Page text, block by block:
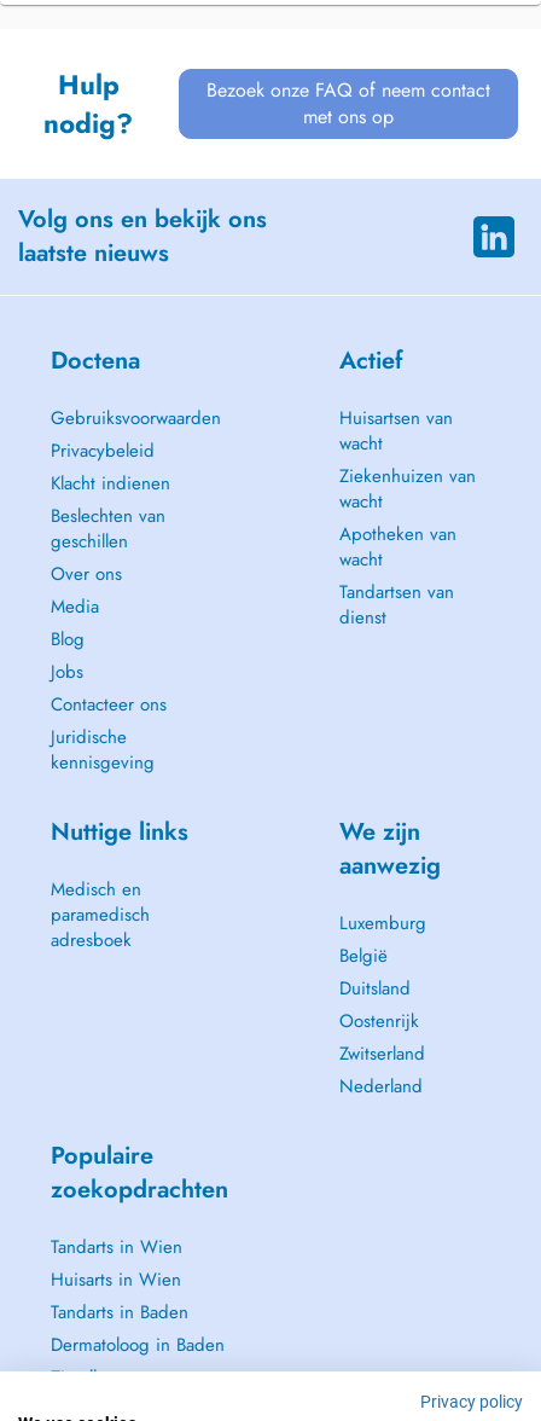
Hulp
nodig?
Bezoek onze FAQ of neem contact
met ons op
Volg ons en bekijk ons
laatste nieuws
Doctena
Gebruiksvoorwaarden
Privacybeleid
Klacht indienen
Beslechten van
geschillen
Over ons
Media
Blog
Jobs
Contacteer ons
Juridische
kennisgeving
Actief
Huisartsen van
wacht
Ziekenhuizen van
wacht
Apotheken van
wacht
Tandartsen van
dienst
Nuttige links
Medisch en
paramedisch
adresboek
We zijn
aanwezig
Luxemburg
België
Duitsland
Oostenrijk
Zwitserland
Nederland
Populaire
zoekopdrachten
Tandarts in Wien
Huisarts in Wien
Tandarts in Baden
Dermatoloog in Baden
Zie alle →
Privacy policy